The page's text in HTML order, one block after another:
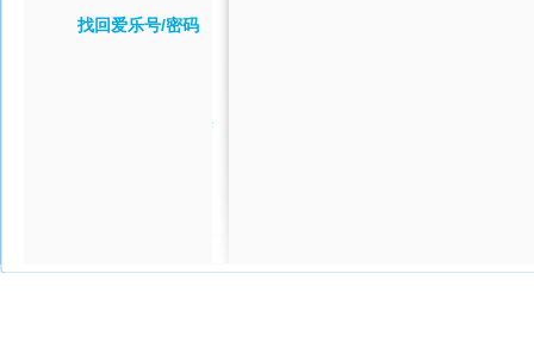
找回爱乐号/密码